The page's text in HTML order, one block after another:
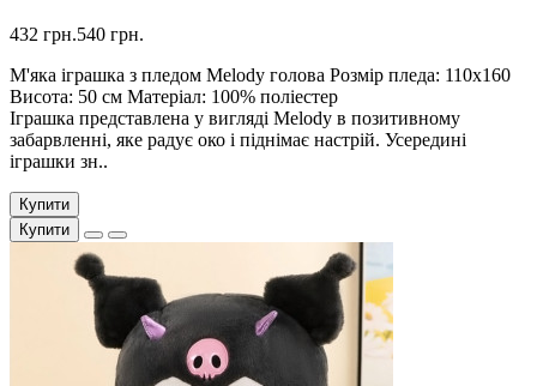
432 грн.540 грн.
М'яка іграшка з пледом Melody голова Розмір пледа: 110х160
Висота: 50 см Матеріал: 100% поліестер
Іграшка представлена ​​у вигляді Melody в позитивному
забарвленні, яке радує око і піднімає настрій. Усередині
іграшки зн..
Купити
Купити